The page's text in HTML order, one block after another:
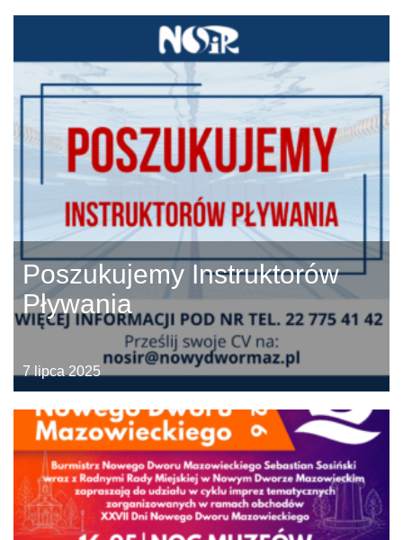
Poszukujemy Instruktorów
Pływania
7 lipca 2025